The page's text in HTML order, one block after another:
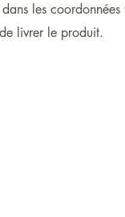
les coordonnées
livrer le produit.